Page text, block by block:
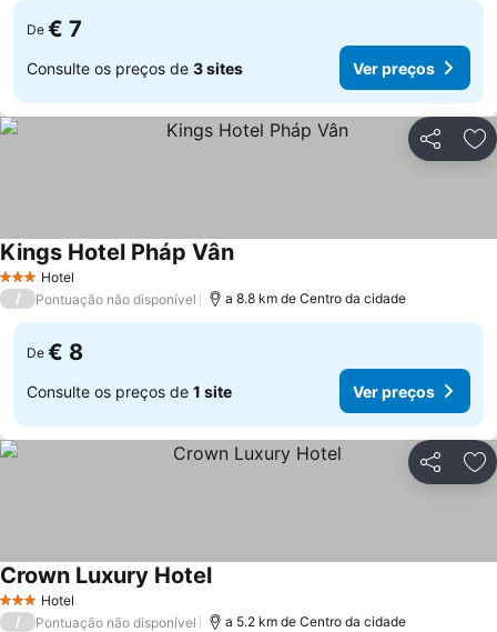
De € 7
Consulte os preços de 3 sites Ver preços
Partilhar
3 EstrelasHotel
Kings Hotel Pháp VânVer preços
/ Pontuação não disponível a 8.8 km de Centro da cidade
De € 8
Consulte os preços de 1 site Ver preços
Partilhar
3 EstrelasHotel
Crown Luxury HotelVer preços
/ Pontuação não disponível a 5.2 km de Centro da cidade